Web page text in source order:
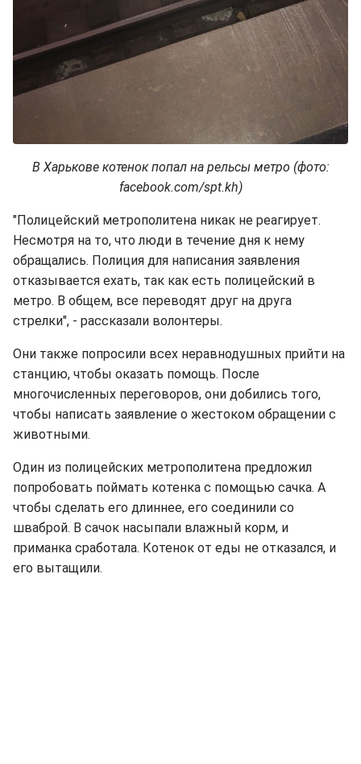
В Харькове котенок попал на рельсы метро (фото:
facebook.com/spt.kh)
"Полицейский метрополитена никак не реагирует.
Несмотря на то, что люди в течение дня к нему
обращались. Полиция для написания заявления
отказывается ехать, так как есть полицейский в
метро. В общем, все переводят друг на друга
стрелки", - рассказали волонтеры.
Они также попросили всех неравнодушных прийти на
станцию, чтобы оказать помощь. После
многочисленных переговоров, они добились того,
чтобы написать заявление о жестоком обращении с
животными.
Один из полицейских метрополитена предложил
попробовать поймать котенка с помощью сачка. А
чтобы сделать его длиннее, его соединили со
шваброй. В сачок насыпали влажный корм, и
приманка сработала. Котенок от еды не отказался, и
его вытащили.